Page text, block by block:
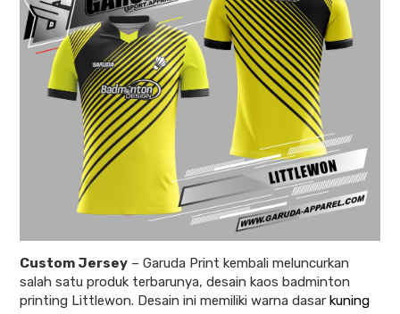
Custom Jersey – Garuda Print kembali meluncurkan
salah satu produk terbarunya, desain kaos badminton
printing Littlewon. Desain ini memiliki warna dasar kuning